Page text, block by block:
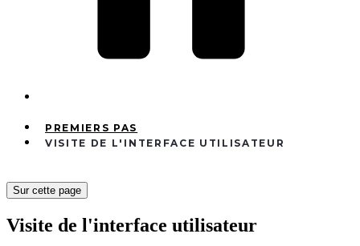
PREMIERS PAS
VISITE DE L'INTERFACE UTILISATEUR
Sur cette page
Visite de l'interface utilisateur